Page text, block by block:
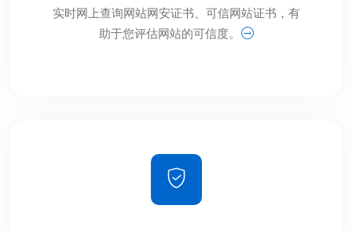
实时网上查询网站网安证书、可信网站证书，有
助于您评估网站的可信度。